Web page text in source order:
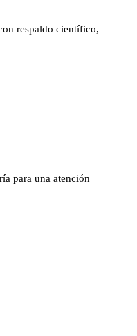
respaldo científico,
para una atención